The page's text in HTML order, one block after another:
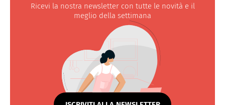
Ricevi la nostra newsletter con tutte le novità e il
meglio della settimana